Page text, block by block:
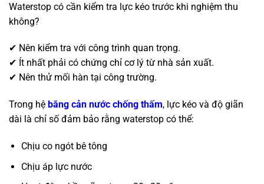
Waterstop có cần kiểm tra lực kéo trước khi nghiệm thu
không?
✔ Nên kiểm tra với công trình quan trọng.
✔ Ít nhất phải có chứng chỉ cơ lý từ nhà sản xuất.
✔ Nên thử mối hàn tại công trường.
Trong hệ băng cản nước chống thấm, lực kéo và độ giãn
dài là chỉ số đảm bảo rằng waterstop có thể:
Chịu co ngót bê tông
Chịu áp lực nước